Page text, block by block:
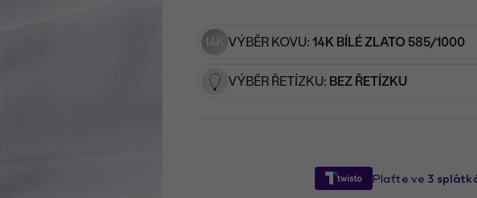
14K VÝBĚR KOVU: 14K BÍLÉ ZLATO 585/1000
VÝBĚR ŘETÍZKU: BEZ ŘETÍZKU